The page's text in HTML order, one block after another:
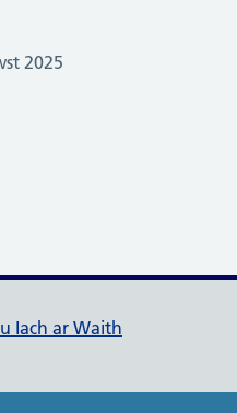
2025
Waith
Iach ar Waith